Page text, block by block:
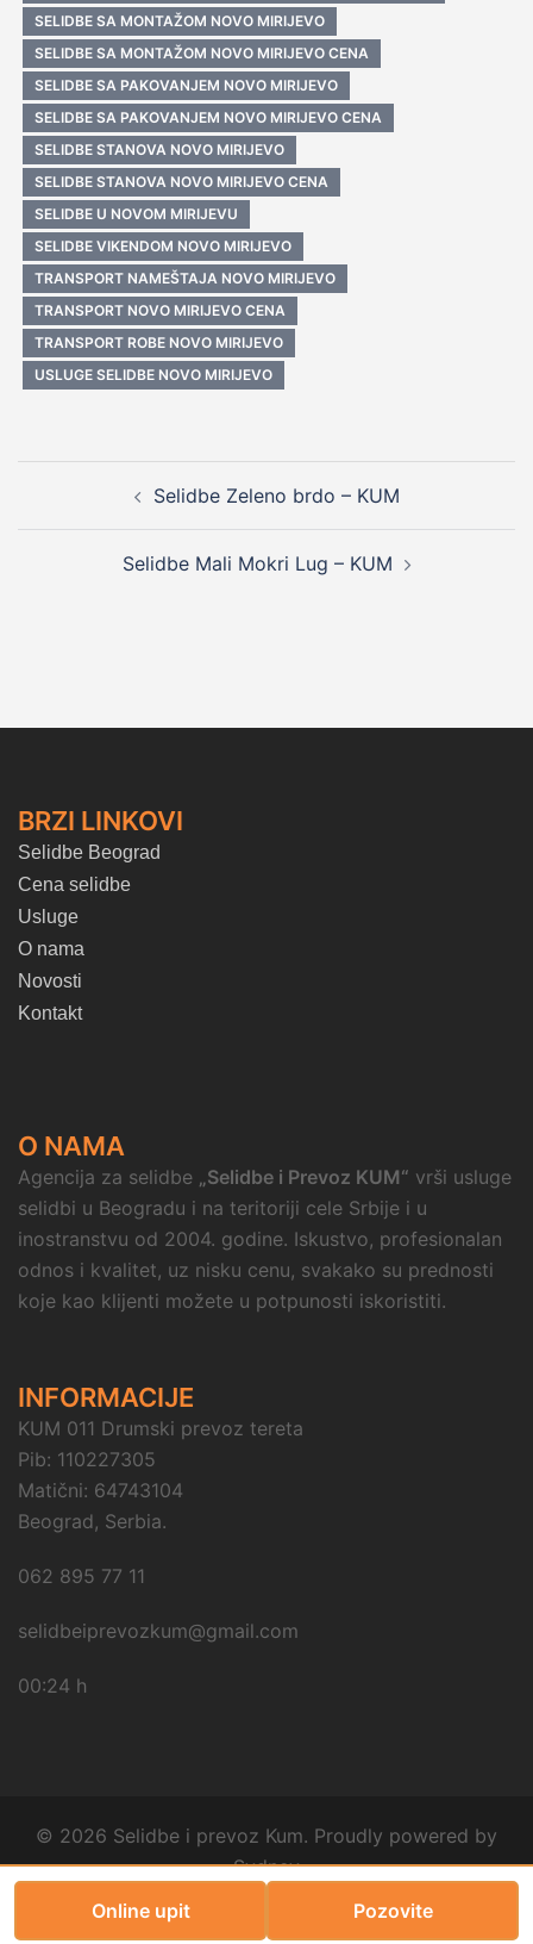
Online upit Pozovite
SELIDBE SA MONTAŽOM NOVO MIRIJEVO
SELIDBE SA MONTAŽOM NOVO MIRIJEVO CENA
SELIDBE SA PAKOVANJEM NOVO MIRIJEVO
SELIDBE SA PAKOVANJEM NOVO MIRIJEVO CENA
SELIDBE STANOVA NOVO MIRIJEVO
SELIDBE STANOVA NOVO MIRIJEVO CENA
SELIDBE U NOVOM MIRIJEVU
SELIDBE VIKENDOM NOVO MIRIJEVO
TRANSPORT NAMEŠTAJA NOVO MIRIJEVO
TRANSPORT NOVO MIRIJEVO CENA
TRANSPORT ROBE NOVO MIRIJEVO
USLUGE SELIDBE NOVO MIRIJEVO
navigationSelidbe Zeleno brdo – KUM
Selidbe Mali Mokri Lug – KUM
BRZI LINKOVI
Selidbe Beograd
Cena selidbe
Usluge
O nama
Novosti
Kontakt
O NAMA
Agencija za selidbe „Selidbe i Prevoz KUM“ vrši usluge
selidbi u Beogradu i na teritoriji cele Srbije i u
inostranstvu od 2004. godine. Iskustvo, profesionalan
odnos i kvalitet, uz nisku cenu, svakako su prednosti
koje kao klijenti možete u potpunosti iskoristiti.
INFORMACIJE
KUM 011 Drumski prevoz tereta
Pib: 110227305
Matični: 64743104
Beograd, Serbia.
062 895 77 11
selidbeiprevozkum@gmail.com
00:24 h
© 2026 Selidbe i prevoz Kum. Proudly powered by
Sydney